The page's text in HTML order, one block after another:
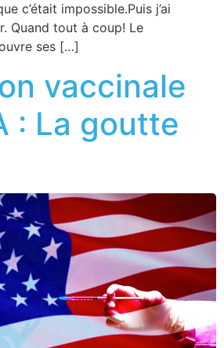
c’était impossible.Puis j’ai
Quand tout à coup! Le
ses […]
vaccinale
: La goutte